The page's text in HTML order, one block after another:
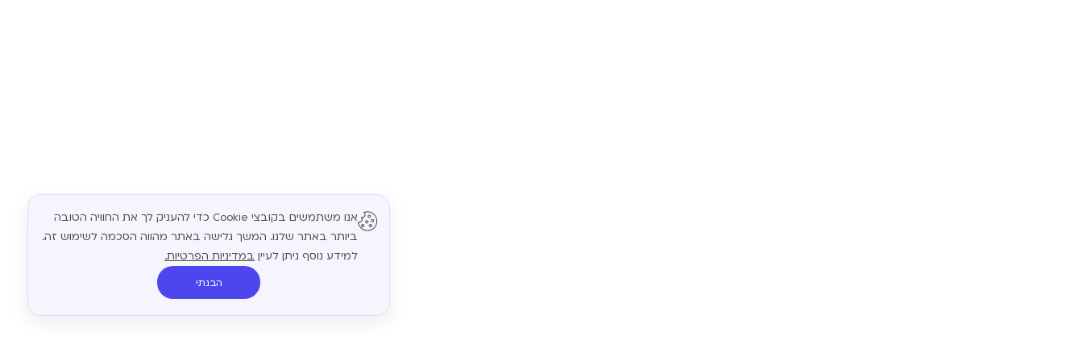
אנו משתמשים בקובצי Cookie כדי להעניק לך את החוויה הטובה
ביותר באתר שלנו. המשך גלישה באתר מהווה הסכמה לשימוש זה.
למידע נוסף ניתן לעיין במדיניות הפרטיות.
הבנתי